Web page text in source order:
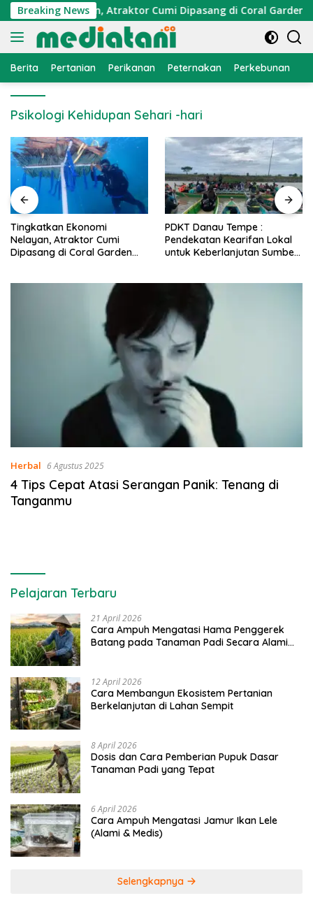
Langsung
ke
konten
Breaking News
Nelayan, Atraktor Cumi Dipasang di Coral Garden
Berita Pertanian Perikanan Peternakan Perkebunan
Psikologi Kehidupan Sehari -hari
PDKT Danau Tempe :
Pendekatan Kearifan Lokal
untuk Keberlanjutan Sumber
Cara Mengatasi Penyakit
PMK pada Sapi Perah Secara
Alami dan Medis
Herbal 6 Agustus 2025
4 Tips Cepat Atasi Serangan Panik: Tenang di
Tanganmu
Pelajaran Terbaru
21 April 2026
Cara Ampuh Mengatasi Hama Penggerek
Batang pada Tanaman Padi Secara Alami
12 April 2026
Cara Membangun Ekosistem Pertanian
Berkelanjutan di Lahan Sempit
8 April 2026
Dosis dan Cara Pemberian Pupuk Dasar
Tanaman Padi yang Tepat
6 April 2026
Cara Ampuh Mengatasi Jamur Ikan Lele
(Alami & Medis)
Selengkapnya